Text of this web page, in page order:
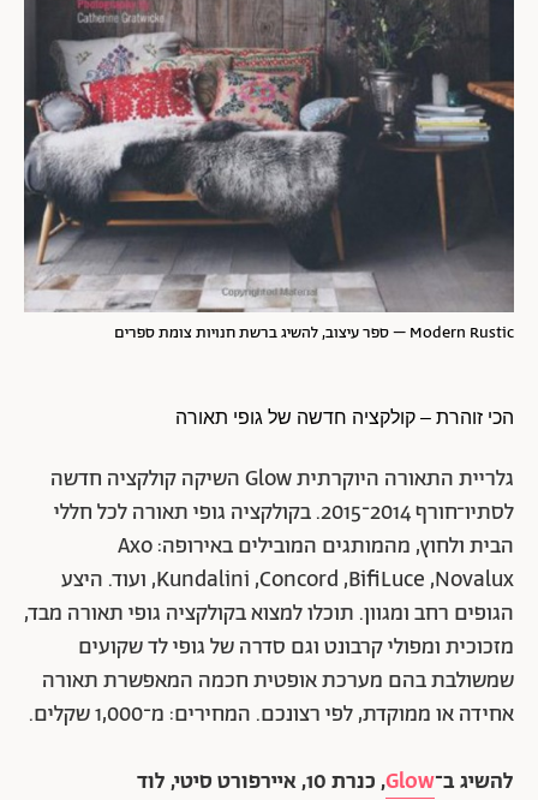
Modern Rustic – ספר עיצוב, להשיג ברשת חנויות צומת ספרים
הכי זוהרת – קולקציה חדשה של גופי תאורה
גלריית התאורה היוקרתית Glow השיקה קולקציה חדשה
לסתיו־חורף 2014־2015. בקולקציה גופי תאורה לכל חללי
הבית ולחוץ, מהמותגים המובילים באירופה: Axo
,Kundalini ,Concord ,BifiLuce ,Novalux ועוד. היצע
הגופים רחב ומגוון. תוכלו למצוא בקולקציה גופי תאורה מבד,
מזכוכית ומפולי קרבונט וגם סדרה של גופי לד שקועים
שמשולבת בהם מערכת אופטית חכמה המאפשרת תאורה
אחידה או ממוקדת, לפי רצונכם. המחירים: מ־1,000 שקלים.
להשיג ב־Glow, כנרת 10, איירפורט סיטי, לוד